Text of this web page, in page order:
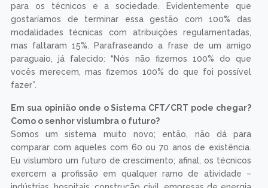
para os técnicos e a sociedade. Evidentemente que
gostaríamos de terminar essa gestão com 100% das
modalidades técnicas com atribuições regulamentadas,
mas faltaram 15%. Parafraseando a frase de um amigo
paraguaio, já falecido: “Nós não fizemos 100% do que
vocês merecem, mas fizemos 100% do que foi possível
fazer”.
Em sua opinião onde o Sistema CFT/CRT pode chegar?
Como o senhor vislumbra o futuro?
Somos um sistema muito novo; então, não dá para
comparar com aqueles com 60 ou 70 anos de existência.
Eu vislumbro um futuro de crescimento; afinal, os técnicos
exercem a profissão em qualquer ramo de atividade –